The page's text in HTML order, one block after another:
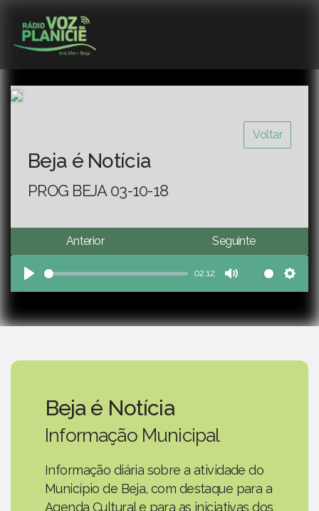
Voltar
Beja é Notícia
PROG BEJA 03-10-18
Anterior Seguinte
Play
02:12
Mute
Beja é Notícia
Informação Municipal
Informação diária sobre a atividade do
Município de Beja, com destaque para a
Agenda Cultural e para as iniciativas dos